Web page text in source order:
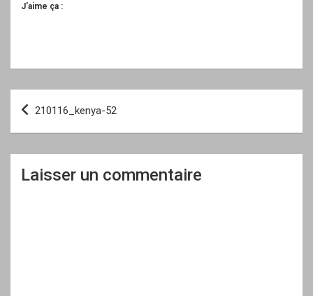
J’aime ça :
Navigation
210116_kenya-52
Laisser un commentaire